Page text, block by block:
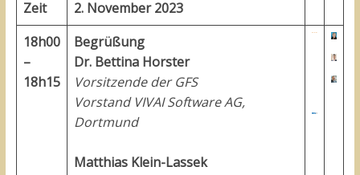
Zeit
2. November 2023
18h00
–
18h15
Begrüßung
Dr. Bettina Horster
Vorsitzende der GFS
Vorstand VIVAI Software AG,
Dortmund
Matthias Klein-Lassek